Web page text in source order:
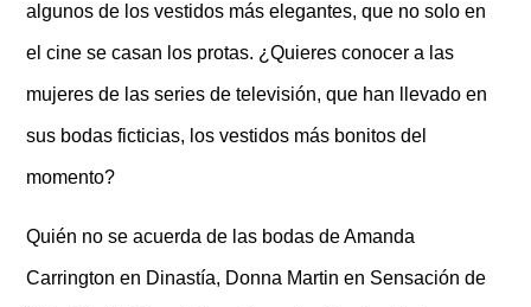
algunos de los vestidos más elegantes, que no solo en
el cine se casan los protas. ¿Quieres conocer a las
mujeres de las series de televisión, que han llevado en
sus bodas ficticias, los vestidos más bonitos del
momento?
Quién no se acuerda de las bodas de Amanda
Carrington en Dinastía, Donna Martin en Sensación de